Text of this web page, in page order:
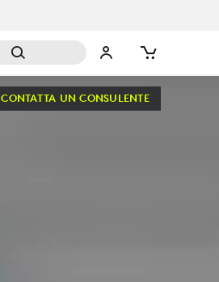
CONTATTA UN CONSULENTE